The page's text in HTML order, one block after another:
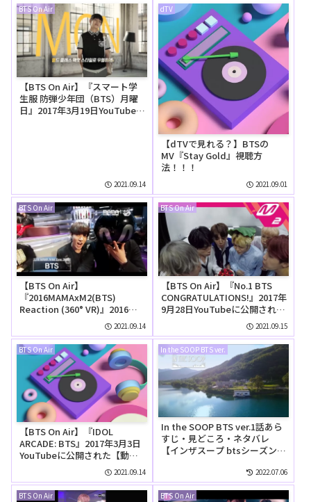
BTS On Air
【BTS On Air】『スマート学
生服 防弾少年団（BTS）月曜
日』2017年3月19日YouTubeに
2021.09.14
dTV
【dTVで見れる？】BTSの
MV『Stay Gold』視聴方
法！！！
2021.09.01
BTS On Air
【BTS On Air】
『2016MAMAxM2(BTS)
Reaction (360° VR)』2016年
12月10日YouTubeに公開され
2021.09.14
BTS On Air
【BTS On Air】『No.1 BTS
CONGRATULATIONS!』2017年
9月28日YouTubeに公開された
2021.09.15
BTS On Air
【BTS On Air】『IDOL
ARCADE: BTS』2017年3月3日
YouTubeに公開された【動
2021.09.14
In the SOOP BTS ver.
In the SOOP BTS ver.1話あら
すじ・見どころ・ネタバレ
【インザスープ btsシーズン
2022.07.06
BTS On Air BTS On Air